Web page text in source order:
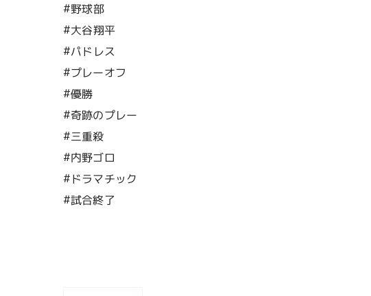
#野球部
#大谷翔平
#パドレス
#プレーオフ
#優勝
#奇跡のプレー
#三重殺
#内野ゴロ
#ドラマチック
#試合終了